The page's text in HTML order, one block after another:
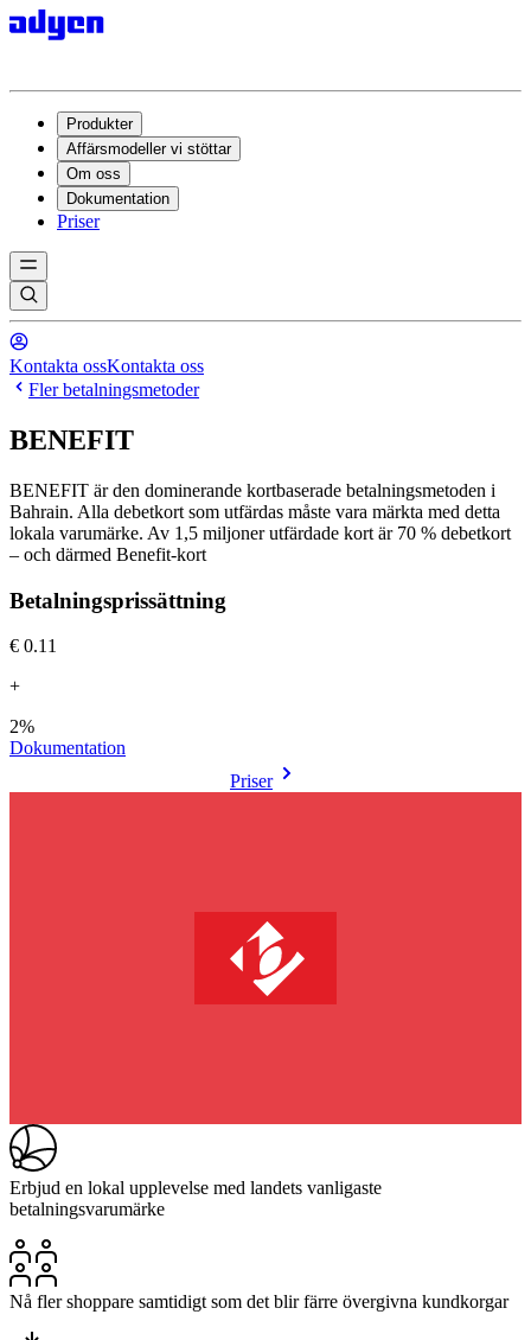
Produkter
Affärsmodeller vi stöttar
Om oss
Dokumentation
Priser
Kontakta ossKontakta oss
Fler betalningsmetoder
BENEFIT
BENEFIT är den dominerande kortbaserade betalningsmetoden i
Bahrain. Alla debetkort som utfärdas måste vara märkta med detta
lokala varumärke. Av 1,5 miljoner utfärdade kort är 70 % debetkort
– och därmed Benefit-kort
Betalningsprissättning
€0.11
+
2%
Dokumentation
Priser
Erbjud en lokal upplevelse med landets vanligaste
betalningsvarumärke
Nå fler shoppare samtidigt som det blir färre övergivna kundkorgar